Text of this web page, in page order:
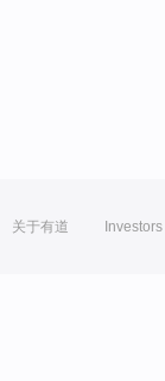
关于有道 Investors